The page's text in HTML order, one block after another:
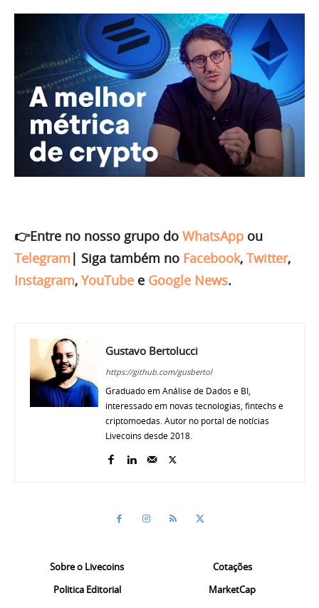
👉Entre no nosso grupo do WhatsApp ou
Telegram | Siga também no Facebook, Twitter,
Instagram, YouTube e Google News.
Gustavo Bertolucci
https://github.com/gusbertol
Graduado em Análise de Dados e BI,
interessado em novas tecnologias, fintechs e
criptomoedas. Autor no portal de notícias
Livecoins desde 2018.
Sobre o Livecoins
Politica Editorial
Cotações
MarketCap